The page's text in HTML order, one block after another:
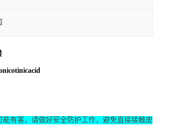
有害，请做好安全防护工作，避免直接接触皮